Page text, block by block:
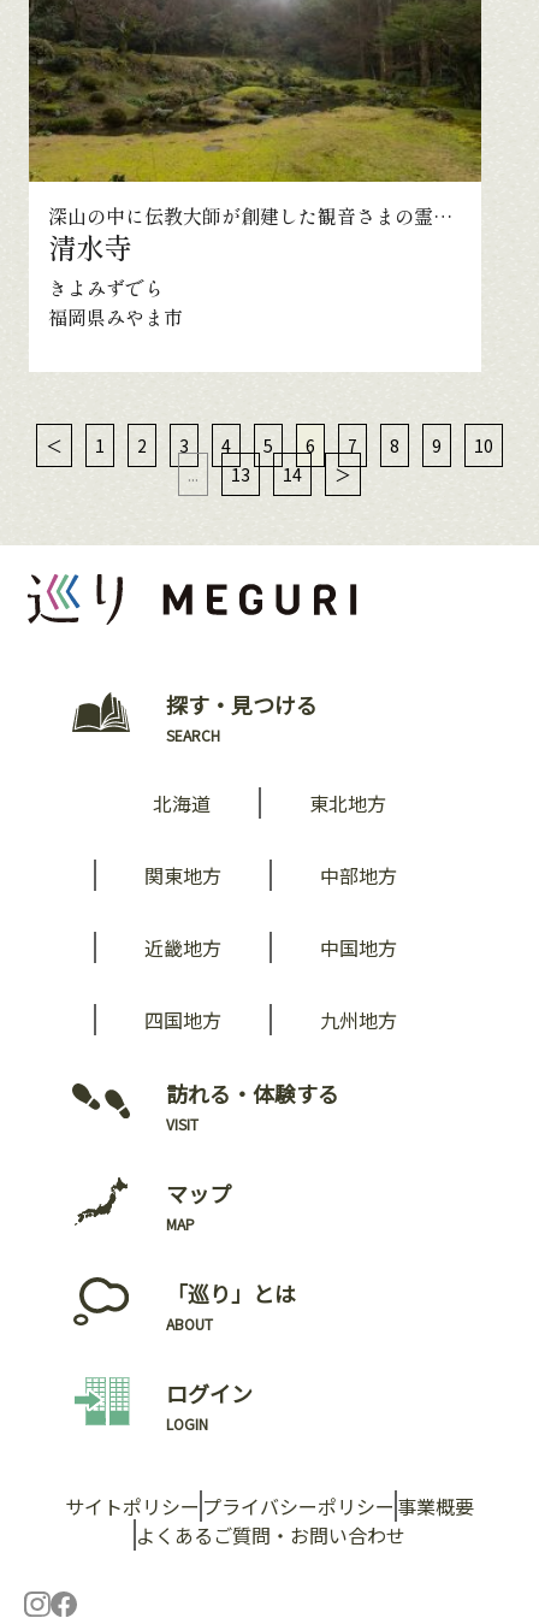
深山の中に伝教大師が創建した観音さまの霊地が広がる
清水寺
きよみずでら
福岡県みやま市
＜ 1 2 3 4 5 6 7 8 9
10
...
13 14 ＞
探す・見つける
SEARCH
北海道 東北地方
関東地方 中部地方
近畿地方 中国地方
四国地方 九州地方
訪れる・体験する
VISIT
マップ
MAP
「巡り」とは
ABOUT
ログイン
LOGIN
サイトポリシー プライバシーポリシー 事業概要
よくあるご質問・お問い合わせ